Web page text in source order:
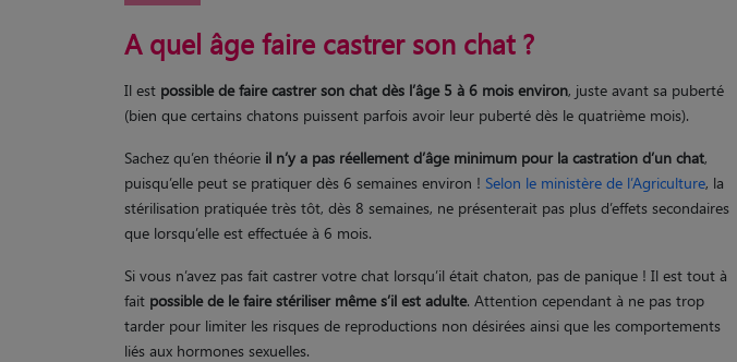
A quel âge faire castrer son chat ?
Il est possible de faire castrer son chat dès l’âge 5 à 6 mois environ, juste avant sa puberté
(bien que certains chatons puissent parfois avoir leur puberté dès le quatrième mois).
Sachez qu’en théorie il n’y a pas réellement d’âge minimum pour la castration d’un chat,
puisqu’elle peut se pratiquer dès 6 semaines environ ! Selon le ministère de l’Agriculture, la
stérilisation pratiquée très tôt, dès 8 semaines, ne présenterait pas plus d’effets secondaires
que lorsqu’elle est effectuée à 6 mois.
Si vous n’avez pas fait castrer votre chat lorsqu’il était chaton, pas de panique ! Il est tout à
fait possible de le faire stériliser même s’il est adulte. Attention cependant à ne pas trop
tarder pour limiter les risques de reproductions non désirées ainsi que les comportements
liés aux hormones sexuelles.